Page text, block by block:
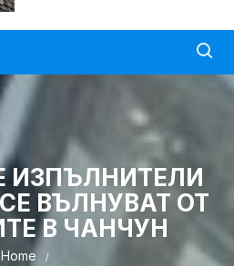
ИЗПЪЛНИТЕЛИ
ВЪЛНУВАТ ОТ
В ЧАНЧУН
Home